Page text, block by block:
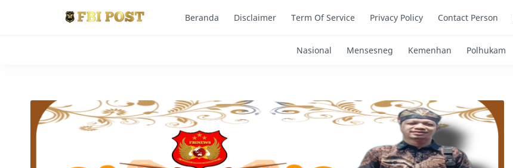
Beranda Disclaimer Term Of Service Privacy Policy Contact Person